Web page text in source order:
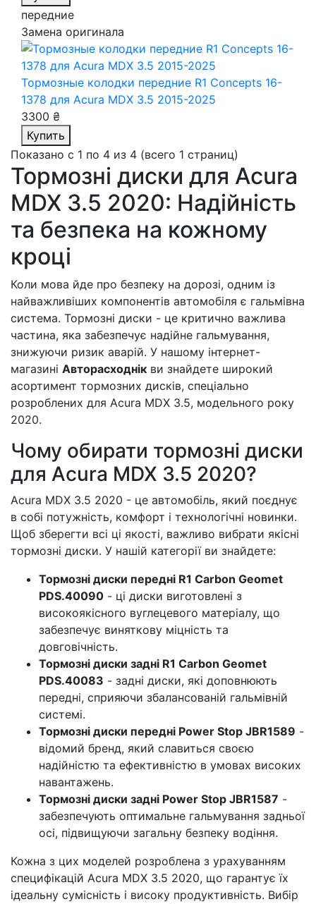
передние
Замена оригинала
Тормозные колодки передние R1 Concepts 16-
1378 для Acura MDX 3.5 2015-2025
3300 ₴
Купить
Показано с 1 по 4 из 4 (всего 1 страниц)
Тормозні диски для Acura
MDX 3.5 2020: Надійність
та безпека на кожному
кроці
Коли мова йде про безпеку на дорозі, одним із
найважливіших компонентів автомобіля є гальмівна
система. Тормозні диски - це критично важлива
частина, яка забезпечує надійне гальмування,
знижуючи ризик аварій. У нашому інтернет-
магазині Авторасходнік ви знайдете широкий
асортимент тормозних дисків, спеціально
розроблених для Acura MDX 3.5, модельного року
2020.
Чому обирати тормозні диски
для Acura MDX 3.5 2020?
Acura MDX 3.5 2020 - це автомобіль, який поєднує
в собі потужність, комфорт і технологічні новинки.
Щоб зберегти всі ці якості, важливо вибрати якісні
тормозні диски. У нашій категорії ви знайдете:
Тормозні диски передні R1 Carbon Geomet
PDS.40090 - ці диски виготовлені з
високоякісного вуглецевого матеріалу, що
забезпечує виняткову міцність та
довговічність.
Тормозні диски задні R1 Carbon Geomet
PDS.40083 - задні диски, які доповнюють
передні, сприяючи збалансованій гальмівній
системі.
Тормозні диски передні Power Stop JBR1589 -
відомий бренд, який славиться своєю
надійністю та ефективністю в умовах високих
навантажень.
Тормозні диски задні Power Stop JBR1587 -
забезпечують оптимальне гальмування задньої
осі, підвищуючи загальну безпеку водіння.
Кожна з цих моделей розроблена з урахуванням
специфікацій Acura MDX 3.5 2020, що гарантує їх
ідеальну сумісність і високу продуктивність. Вибір